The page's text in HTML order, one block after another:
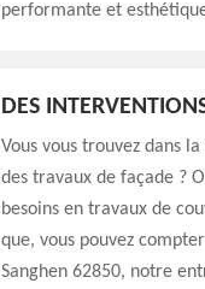
performante et
DES
Vous vous trouvez dans
des travaux de façade ?
besoins en travaux de
que, vous pouvez
Sanghen 62850, notre